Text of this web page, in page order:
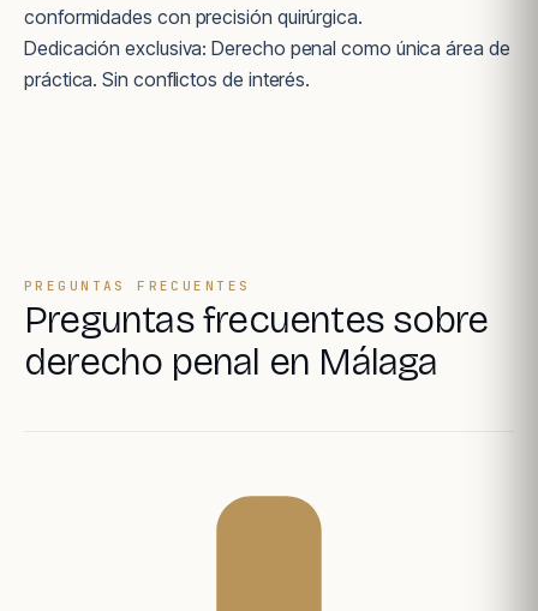
conformidades con precisión quirúrgica.
Dedicación exclusiva: Derecho penal como única área de
práctica. Sin conflictos de interés.
PREGUNTAS FRECUENTES
Preguntas frecuentes sobre
derecho penal en Málaga